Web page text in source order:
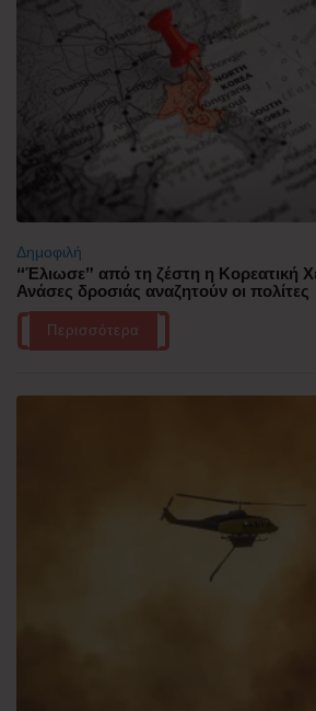
Δημοφιλή
“Έλιωσε” από τη ζέστη η Κορεατική
Ανάσες δροσιάς αναζητούν οι πολίτες
Περισσότερα